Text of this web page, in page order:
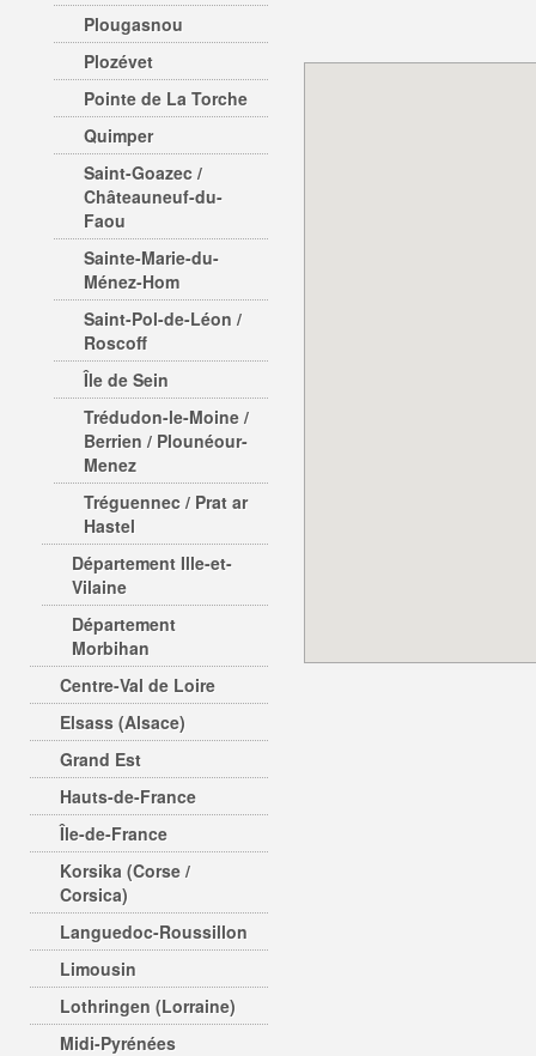
Plougasnou
Plozévet
Pointe de La Torche
Quimper
Saint-Goazec /
Châteauneuf-du-
Faou
Sainte-Marie-du-
Ménez-Hom
Saint-Pol-de-Léon /
Roscoff
Île de Sein
Trédudon-le-Moine /
Berrien / Plounéour-
Menez
Tréguennec / Prat ar
Hastel
Département Ille-et-
Vilaine
Département
Morbihan
Centre-Val de Loire
Elsass (Alsace)
Grand Est
Hauts-de-France
Île-de-France
Korsika (Corse /
Corsica)
Languedoc-Roussillon
Limousin
Lothringen (Lorraine)
Midi-Pyrénées